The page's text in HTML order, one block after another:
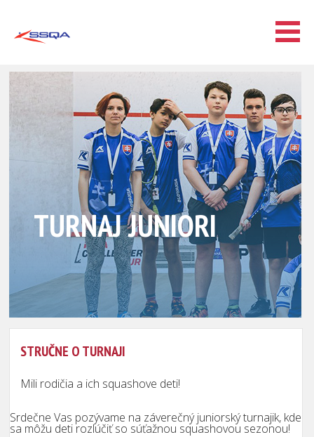
TURNAJ JUNIORI
STRUČNE O TURNAJI
Mili rodičia a ich squashove deti!
Srdečne Vas pozývame na záverečný juniorský turnajik, kde
sa môžu deti rozlúčiť so súťažnou squashovou sezonou!